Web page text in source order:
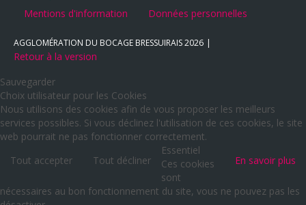
Mentions d'information
Données personnelles
AGGLOMÉRATION DU BOCAGE BRESSUIRAIS2026
Retour à la version
Sauvegarder
Choix utilisateur pour les Cookies
Nous utilisons des cookies afin de vous proposer les meilleurs
services possibles. Si vous déclinez l'utilisation de ces cookies, le site
web pourrait ne pas fonctionner correctement.
Tout accepter
Tout décliner En savoir plus
Essentiel
Ces cookies
sont
nécessaires au bon fonctionnement du site, vous ne pouvez pas les